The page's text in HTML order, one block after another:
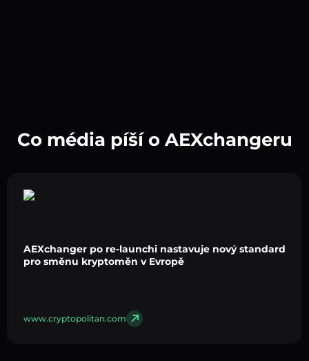
Co média píší o AEXchangeru
AEXchanger po re-launchi nastavuje nový standard
pro směnu kryptoměn v Evropě
www.cryptopolitan.com